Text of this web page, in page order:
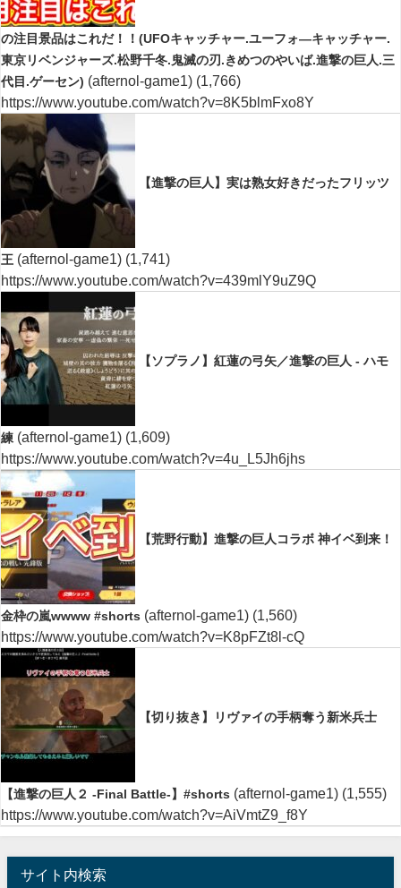
の注目景品はこれだ！！(UFOキャッチャー.ユーフォ―キャッチャー.
東京リベンジャーズ.松野千冬.鬼滅の刃.きめつのやいば.進撃の巨人.三
代目.ゲーセン) (afternol-game1) (1,766)
https://www.youtube.com/watch?v=8K5blmFxo8Y
【進撃の巨人】実は熟女好きだったフリッツ
王 (afternol-game1) (1,741)
https://www.youtube.com/watch?v=439mlY9uZ9Q
【ソプラノ】紅蓮の弓矢／進撃の巨人 - ハモ
練 (afternol-game1) (1,609)
https://www.youtube.com/watch?v=4u_L5Jh6jhs
【荒野行動】進撃の巨人コラボ 神イベ到来！
金枠の嵐wwww #shorts (afternol-game1) (1,560)
https://www.youtube.com/watch?v=K8pFZt8l-cQ
【切り抜き】リヴァイの手柄奪う新米兵士
【進撃の巨人２ -Final Battle-】#shorts (afternol-game1) (1,555)
https://www.youtube.com/watch?v=AiVmtZ9_f8Y
サイト内検索